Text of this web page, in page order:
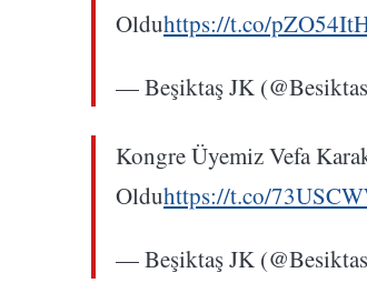
Olduhttps://t.co/
— Beşiktaş JK
Kongre Üyemiz Vefa
Olduhttps://t.co/
— Beşiktaş JK